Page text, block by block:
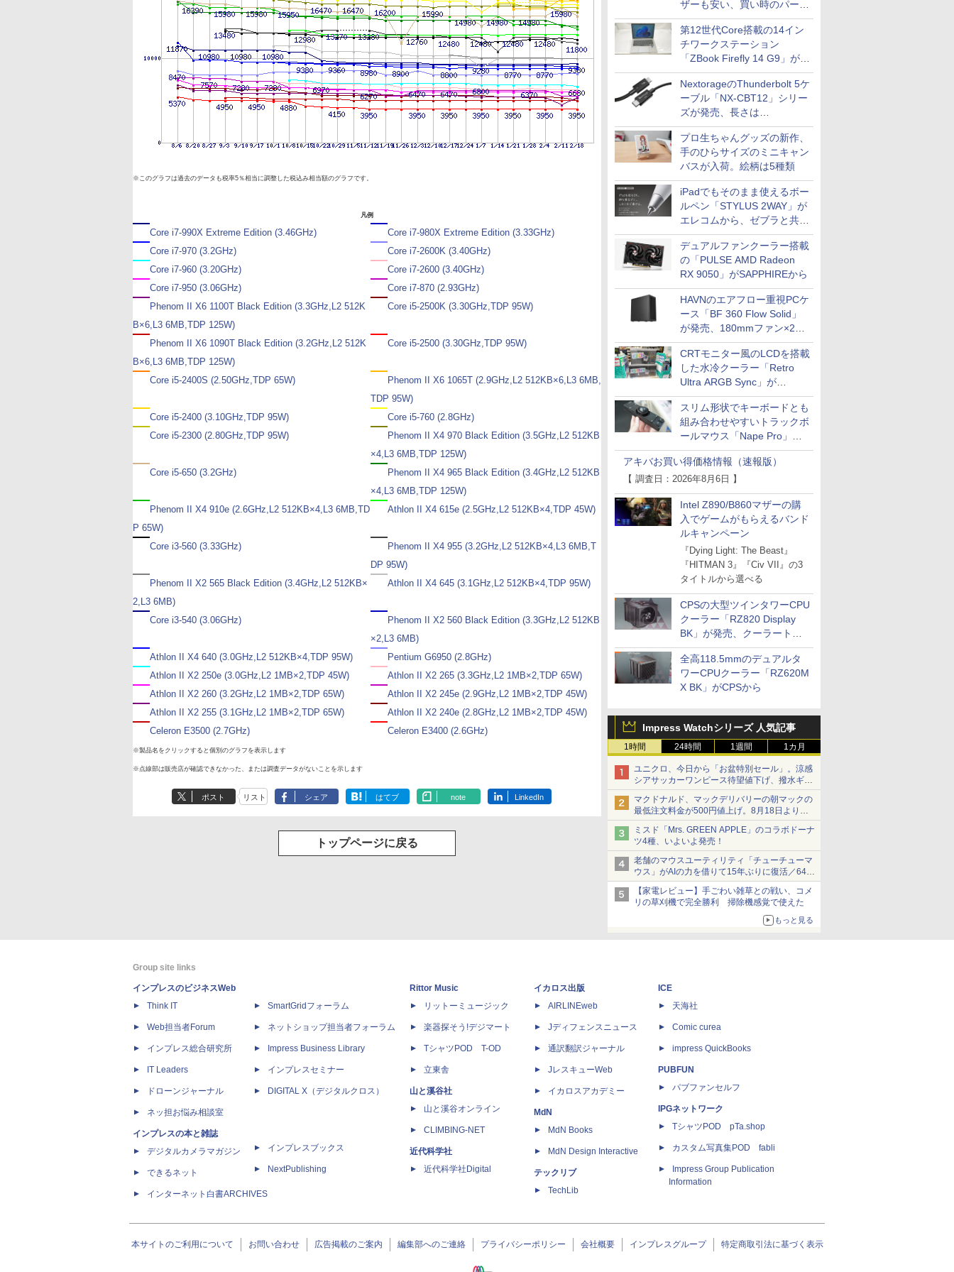
ザーも安い、買い時のパーツ
は？【8月7日(金)22時配信】
第12世代Core搭載の14イン
チワークステーション
「ZBook Firefly 14 G9」が
79,800円！秋葉原で中古PC
セール
NextorageのThunderbolt 5ケ
ーブル「NX-CBT12」シリー
ズが発売、長さは
30cm/50cm/1mの3種類
プロ生ちゃんグッズの新作、
手のひらサイズのミニキャン
バスが入荷。絵柄は5種類
iPadでもそのまま使えるボー
ルペン「STYLUS 2WAY」が
エレコムから、ゼブラと共同
開発
デュアルファンクーラー搭載
の「PULSE AMD Radeon
RX 9050」がSAPPHIREから
HAVNのエアフロー重視PCケ
ース「BF 360 Flow Solid」
が発売、180mmファン×2搭
載
CRTモニター風のLCDを搭載
した水冷クーラー「Retro
Ultra ARGB Sync」が
Thermaltakeから
スリム形状でキーボードとも
組み合わせやすいトラックボ
ールマウス「Nape Pro」が
Keychronから
アキバお買い得価格情報（速報版）
【 調査日：2026年8月6日 】
Intel Z890/B860マザーの購
入でゲームがもらえるバンド
ルキャンペーン
『Dying Light: The Beast』
『HITMAN 3』『Civ VII』の3
タイトルから選べる
CPSの大型ツインタワーCPU
クーラー「RZ820 Display
BK」が発売、クーラートッ
プに5インチ液晶搭載
全高118.5mmのデュアルタ
ワーCPUクーラー「RZ620M
X BK」がCPSから
Impress Watchシリーズ 人気記事
1時間 24時間 1週間 1カ月
ユニクロ、今日から「お盆特別セール」。涼感
シアサッカーワンピース待望値下げ、撥水ギア
ショーツは1990円に
マクドナルド、マックデリバリーの朝マックの
最低注文料金が500円値上げ。8月18日より
1,500円から受付
ミスド「Mrs. GREEN APPLE」のコラボドーナ
ツ4種、いよいよ発売！
老舗のマウスユーティリティ「チューチューマ
ウス」がAIの力を借りて15年ぶりに復活／64bit
化、Windows 10/11、「Chrome」も走り回
る。復活記念で2026年末まで500円
【家電レビュー】手ごわい雑草との戦い、コメ
リの草刈機で完全勝利 掃除機感覚で使えた
もっと見る
※このグラフは過去のデータも税率5％相当に調整した税込み相当額のグラフです。
凡例
Core i7-990X Extreme Edition (3.46GHz)
Core i7-980X Extreme Edition (3.33GHz)
Core i7-970 (3.2GHz)
Core i7-2600K (3.40GHz)
Core i7-960 (3.20GHz)
Core i7-2600 (3.40GHz)
Core i7-950 (3.06GHz)
Core i7-870 (2.93GHz)
Phenom II X6 1100T Black Edition (3.3GHz,L2 512K
B×6,L3 6MB,TDP 125W)
Core i5-2500K (3.30GHz,TDP 95W)
Phenom II X6 1090T Black Edition (3.2GHz,L2 512K
B×6,L3 6MB,TDP 125W)
Core i5-2500 (3.30GHz,TDP 95W)
Core i5-2400S (2.50GHz,TDP 65W)
Phenom II X6 1065T (2.9GHz,L2 512KB×6,L3 6MB,
TDP 95W)
Core i5-2400 (3.10GHz,TDP 95W)
Core i5-760 (2.8GHz)
Core i5-2300 (2.80GHz,TDP 95W)
Phenom II X4 970 Black Edition (3.5GHz,L2 512KB
×4,L3 6MB,TDP 125W)
Core i5-650 (3.2GHz)
Phenom II X4 965 Black Edition (3.4GHz,L2 512KB
×4,L3 6MB,TDP 125W)
Phenom II X4 910e (2.6GHz,L2 512KB×4,L3 6MB,TD
P 65W)
Athlon II X4 615e (2.5GHz,L2 512KB×4,TDP 45W)
Core i3-560 (3.33GHz)
Phenom II X4 955 (3.2GHz,L2 512KB×4,L3 6MB,T
DP 95W)
Phenom II X2 565 Black Edition (3.4GHz,L2 512KB×
2,L3 6MB)
Athlon II X4 645 (3.1GHz,L2 512KB×4,TDP 95W)
Core i3-540 (3.06GHz)
Phenom II X2 560 Black Edition (3.3GHz,L2 512KB
×2,L3 6MB)
Athlon II X4 640 (3.0GHz,L2 512KB×4,TDP 95W)
Pentium G6950 (2.8GHz)
Athlon II X2 250e (3.0GHz,L2 1MB×2,TDP 45W)
Athlon II X2 265 (3.3GHz,L2 1MB×2,TDP 65W)
Athlon II X2 260 (3.2GHz,L2 1MB×2,TDP 65W)
Athlon II X2 245e (2.9GHz,L2 1MB×2,TDP 45W)
Athlon II X2 255 (3.1GHz,L2 1MB×2,TDP 65W)
Athlon II X2 240e (2.8GHz,L2 1MB×2,TDP 45W)
Celeron E3500 (2.7GHz)
Celeron E3400 (2.6GHz)
※製品名をクリックすると個別のグラフを表示します
※点線部は販売店が確認できなかった、または調査データがないことを示します
ポスト リスト シェア はてブ note LinkedIn
トップページに戻る
Group site links
インプレスのビジネスWeb
Think IT
Web担当者Forum
インプレス総合研究所
IT Leaders
ドローンジャーナル
ネッ担お悩み相談室
インプレスの本と雑誌
デジタルカメラマガジン
できるネット
インターネット白書ARCHIVES
SmartGridフォーラム
ネットショップ担当者フォーラム
Impress Business Library
インプレスセミナー
DIGITAL X（デジタルクロス）
インプレスブックス
NextPublishing
Rittor Music
リットーミュージック
楽器探そう!デジマート
TシャツPOD T-OD
立東舎
山と溪谷社
山と溪谷オンライン
CLIMBING-NET
近代科学社
近代科学社Digital
イカロス出版
AIRLINEweb
Jディフェンスニュース
通訳翻訳ジャーナル
JレスキューWeb
イカロスアカデミー
MdN
MdN Books
MdN Design Interactive
テックリブ
TechLib
ICE
天海社
Comic curea
impress QuickBooks
PUBFUN
パブファンセルフ
IPGネットワーク
TシャツPOD pTa.shop
カスタム写真集POD fabli
Impress Group Publication
Information
本サイトのご利用について お問い合わせ 広告掲載のご案内 編集部へのご連絡 プライバシーポリシー 会社概要 インプレスグループ 特定商取引法に基づく表示